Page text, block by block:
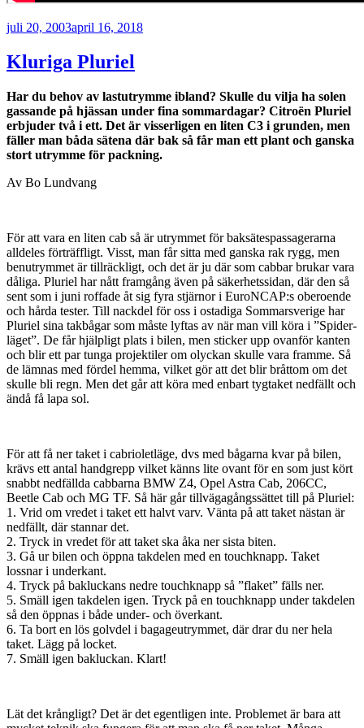
Publicerat
juli 20, 2003april 16, 2018
Kluriga Pluriel
Har du behov av lastutrymme ibland? Skulle du vilja ha solen
gassande på hjässan under fina sommardagar? Citroën Pluriel
erbjuder två i ett. Det är visserligen en liten C3 i grunden, men
fäller man båda sätena där bak så får man ett plant och ganska
stort utrymme för packning.
Av Bo Lundvang
För att vara en liten cab så är utrymmet för baksätespassagerarna
alldeles förträffligt. Visst, man får sitta med ganska rak rygg, men
benutrymmet är tillräckligt, och det är ju där som cabbar brukar vara
dåliga. Pluriel har nått framgång även på säkerhetssidan, där den så
sent som i juni roffade åt sig fyra stjärnor i EuroNCAP:s oberoende
och hårda tester. Till nackdel för oss i ostadiga Sommarsverige har
Pluriel sina takbågar som måste lyftas av när man vill köra i ”Spider-
läget”. De får hjälpligt plats i bilen, men sticker upp ovanför kanten
och blir ett par tunga projektiler om olyckan skulle vara framme. Så
de lämnas med fördel hemma, vilket gör att det blir bråttom om det
skulle bli regn. Men det går att köra med enbart tygtaket nedfällt och
ändå få lapa sol.
För att få ner taket i cabrioletläge, dvs med bågarna kvar på bilen,
krävs ett antal handgrepp vilket känns lite ovant för en som just kört
snabbt nedfällda cabbarna BMW Z4, Opel Astra Cab, 206CC,
Beetle Cab och MG TF. Så här går tillvägagångssättet till på Pluriel:
1. Vrid om vredet i taket ett halvt varv. Vänta på att taket nästan är
nedfällt, där stannar det.
2. Tryck in vredet för att taket ska åka ner sista biten.
3. Gå ur bilen och öppna takdelen med en touchknapp. Taket
lossnar i underkant.
4. Tryck på bakluckans nedre touchknapp så ”flaket” fälls ner.
5. Smäll igen takdelen igen. Tryck på en touchknapp under takdelen
så den öppnas i både under- och överkant.
6. Ta bort en lös golvdel i bagageutrymmet, där drar du ner hela
taket. Lägg på locket.
7. Smäll igen bakluckan. Klart!
Lät det krångligt? Det är det egentligen inte. Problemet är bara att